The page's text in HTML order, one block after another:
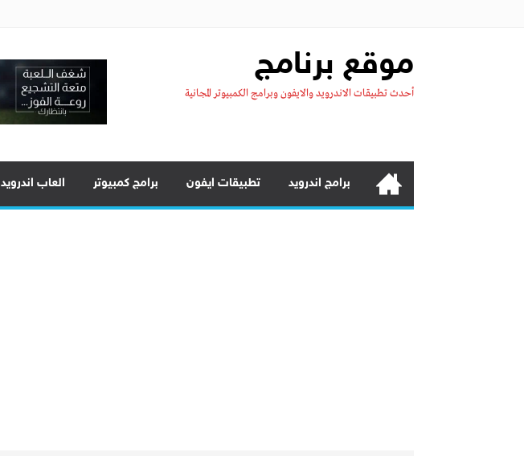
موقع برنامج
أحدث تطبيقات الاندرويد والايفون وبرامج الكمبيوتر المجانية
برامج اندرويد تطبيقات ايفون برامج كمبيوتر العاب اندرويد